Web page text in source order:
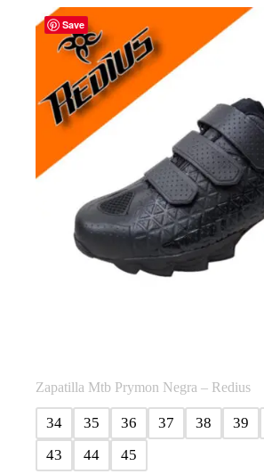
variantes.
Las
opciones
elegir
en
producto
Save
Zapatilla Mtb Prymon Negra – Redius
34 35 36 37 38 39
43
44 45